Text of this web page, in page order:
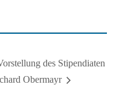
des Stipendiaten
Obermayr